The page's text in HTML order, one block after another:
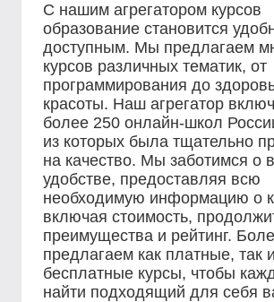
С нашим агрегатором курсов
образование становится
доступным. Мы предлагаем
курсов различных тематик, от
программирования до
красоты. Наш агрегатор
более 250 онлайн-школ
из которых была тщательно
на качество. Мы заботимся о
удобстве, предоставляя всю
необходимую информацию о
включая стоимость,
преимущества и рейтинг.
предлагаем как платные, так и
бесплатные курсы, чтобы
найти подходящий для себя